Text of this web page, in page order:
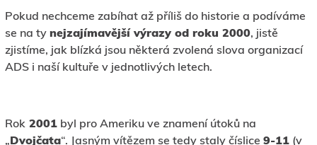
Pokud nechceme zabíhat až příliš do historie a podíváme
se na ty nejzajímavější výrazy od roku 2000, jistě
zjistíme, jak blízká jsou některá zvolená slova organizací
ADS i naší kultuře v jednotlivých letech.
Rok 2001 byl pro Ameriku ve znamení útoků na
„ Dvojčata“. Jasným vítězem se tedy staly číslice 9-11 (v